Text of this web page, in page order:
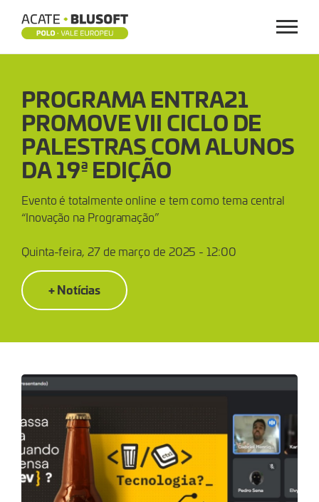
Menu
ENTRA21
PROMOVE
VII
CICLO
DE
PALESTRAS
COM
ALUNOS
DA
19ª
EDIÇÃO
PROGRAMA ENTRA21
PROMOVE VII CICLO DE
PALESTRAS COM ALUNOS
DA 19ª EDIÇÃO
Evento é totalmente online e tem como tema central
“Inovação na Programação”
Quinta-feira, 27 de março de 2025 - 12:00
+ Notícias